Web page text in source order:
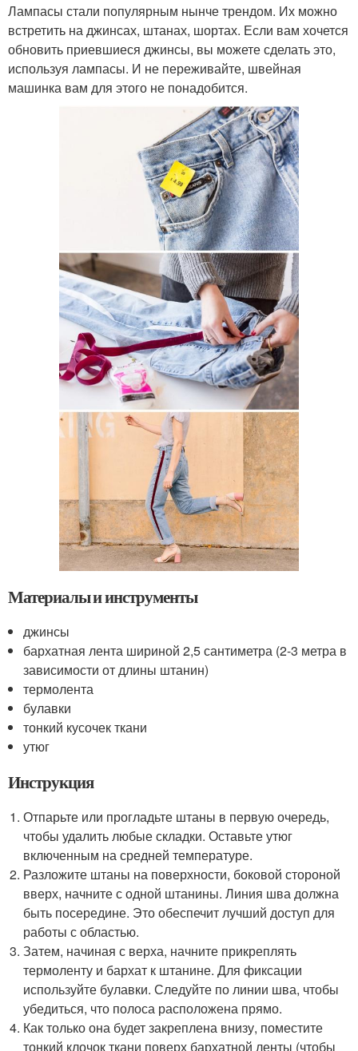
Лампасы стали популярным нынче трендом. Их можно
встретить на джинсах, штанах, шортах. Если вам хочется
обновить приевшиеся джинсы, вы можете сделать это,
используя лампасы. И не переживайте, швейная
машинка вам для этого не понадобится.
Материалы и инструменты
джинсы
бархатная лента шириной 2,5 сантиметра (2-3 метра в
зависимости от длины штанин)
термолента
булавки
тонкий кусочек ткани
утюг
Инструкция
Отпарьте или прогладьте штаны в первую очередь,
чтобы удалить любые складки. Оставьте утюг
включенным на средней температуре.
Разложите штаны на поверхности, боковой стороной
вверх, начните с одной штанины. Линия шва должна
быть посередине. Это обеспечит лучший доступ для
работы с областью.
Затем, начиная с верха, начните прикреплять
термоленту и бархат к штанине. Для фиксации
используйте булавки. Следуйте по линии шва, чтобы
убедиться, что полоса расположена прямо.
Как только она будет закреплена внизу, поместите
тонкий клочок ткани поверх бархатной ленты (чтобы